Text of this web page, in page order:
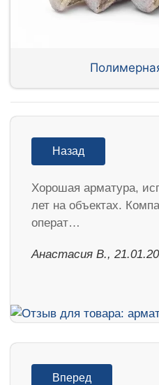
Назад
Хорошая арматура,
лет на объектах.
операт…
Анастасия В.,
Вперед